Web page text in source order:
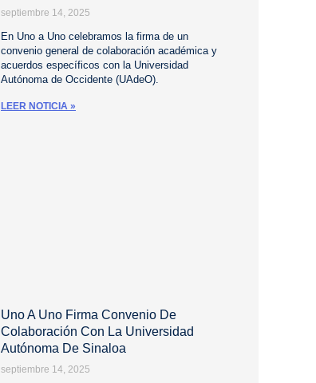
septiembre 14, 2025
En Uno a Uno celebramos la firma de un
convenio general de colaboración académica y
acuerdos específicos con la Universidad
Autónoma de Occidente (UAdeO).
LEER NOTICIA »
Uno A Uno Firma Convenio De
Colaboración Con La Universidad
Autónoma De Sinaloa
septiembre 14, 2025